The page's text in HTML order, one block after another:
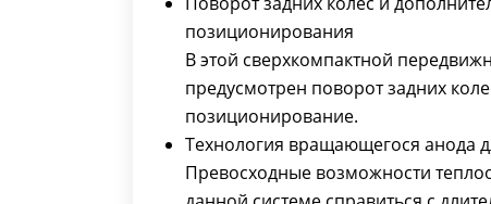
позиционирования
В этой сверхкомпактной
предусмотрен поворот задних
позиционирование.
Технология вращающегося анода
Превосходные возможности